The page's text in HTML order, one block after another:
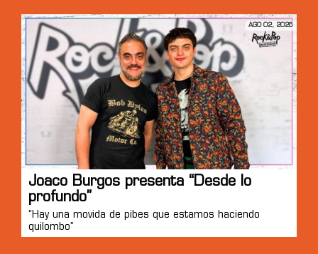
AGO 02, 2026
Joaco Burgos presenta “Desde lo
profundo”
“Hay una movida de pibes que estamos haciendo
quilombo”